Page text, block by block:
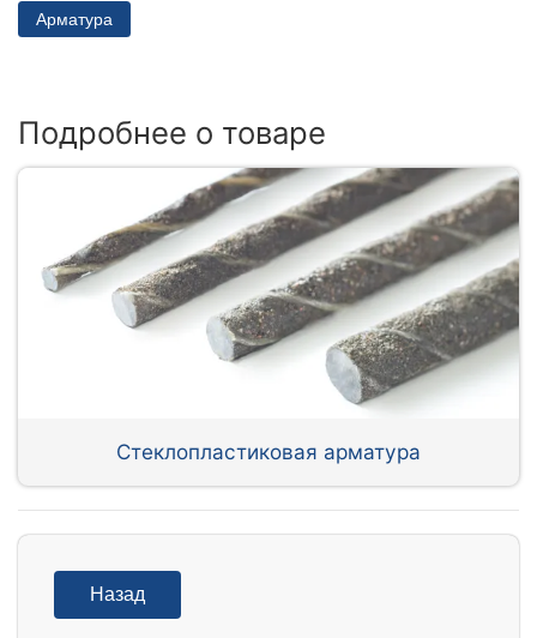
Арматура
Подробнее о товаре
Стеклопластиковая арматура
Назад